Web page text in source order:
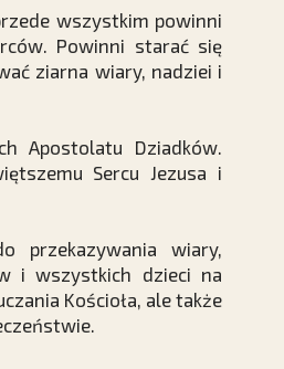
wszystkim powinni
Powinni starać się
ziarna wiary, nadziei i
Apostolatu Dziadków.
Sercu Jezusa i
przekazywania wiary,
i wszystkich dzieci na
Kościoła, ale także